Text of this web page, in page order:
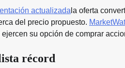
actualizada la oferta
del precio propuesto.
su opción de comprar
récord